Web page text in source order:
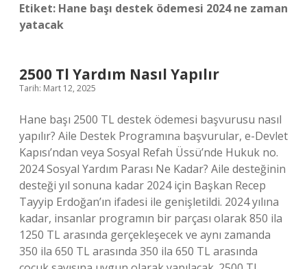
Etiket: Hane başı destek ödemesi 2024 ne zaman
yatacak
2500 Tl Yardım Nasıl Yapılır
Tarih: Mart 12, 2025
Hane başı 2500 TL destek ödemesi başvurusu nasıl
yapılır? Aile Destek Programına başvurular, e-Devlet
Kapısı’ndan veya Sosyal Refah Üssü’nde Hukuk no.
2024 Sosyal Yardım Parası Ne Kadar? Aile desteğinin
desteği yıl sonuna kadar 2024 için Başkan Recep
Tayyip Erdoğan’ın ifadesi ile genişletildi. 2024 yılına
kadar, insanlar programın bir parçası olarak 850 ila
1250 TL arasında gerçekleşecek ve aynı zamanda
350 ila 650 TL arasında 350 ila 650 TL arasında